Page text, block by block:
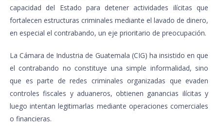
capacidad del Estado para detener actividades ilícitas que
fortalecen estructuras criminales mediante el lavado de dinero,
en especial el contrabando, un eje prioritario de preocupación.
La Cámara de Industria de Guatemala (CIG) ha insistido en que
el contrabando no constituye una simple informalidad, sino
que es parte de redes criminales organizadas que evaden
controles fiscales y aduaneros, obtienen ganancias ilícitas y
luego intentan legitimarlas mediante operaciones comerciales
o financieras.